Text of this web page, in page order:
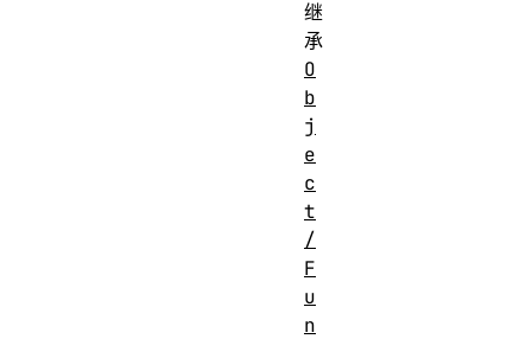
继
承
O
b
j
e
c
t
/
F
u
n